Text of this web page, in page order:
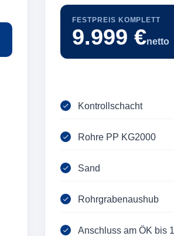
FESTPREIS KOMPLETT
9.999 €netto
Kontrollschacht
Rohre PP KG2000
Sand
Rohrgrabenaushub
Anschluss am ÖK bis